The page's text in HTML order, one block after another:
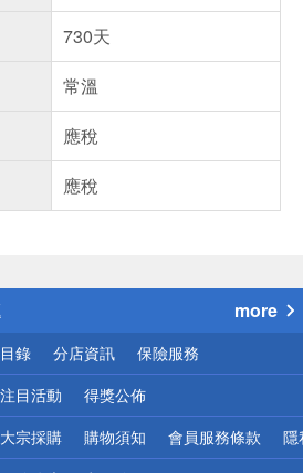
730天
常溫
應稅
應稅
送
請小心！
more
錄 分店資訊 保險服務
注目活動 得獎公佈
大宗採購 購物須知 會員服務條款 隱